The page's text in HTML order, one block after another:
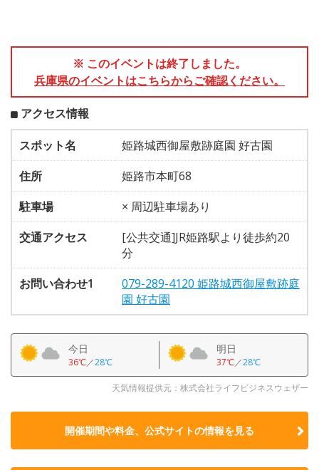
※ このイベントは終了しました。
兵庫県のイベントはこちらからご確認ください。
アクセス情報
スポット名
姫路城西御屋敷跡庭園 好古園
住所
姫路市本町68
駐車場
× 周辺駐車場あり
交通アクセス
[公共交通]JR姫路駅より徒歩約20
分
お問い合わせ1
079-289-4120 姫路城西御屋敷跡庭
園 好古園
今日
36℃／28℃
明日
37℃／28℃
天気情報提供元：株式会社ライフビジネスウェザー
開催期間や料金、公式サイトの情報を見る